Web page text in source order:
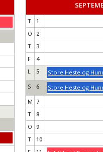
T
1
O
2
T
3
F
4
L
5
Store Heste og
S
6
Store Heste og
M 7
T
8
O 9
T
10